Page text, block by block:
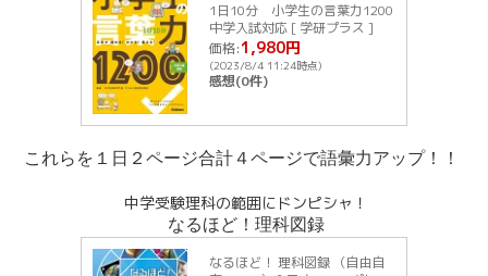
1日10分 小学生の言葉力1200
中学入試対応 [ 学研プラス ]
価格:1,980円
(2023/8/4 11:24時点)
感想(0件)
これらを１日２ページ合計４ページで語彙力アップ！！
中学受験理科の範囲にドンピシャ！
なるほど！理科図録
なるほど！ 理科図録 （自由自